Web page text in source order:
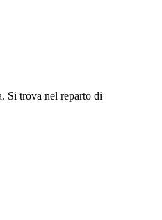
Si trova nel reparto di